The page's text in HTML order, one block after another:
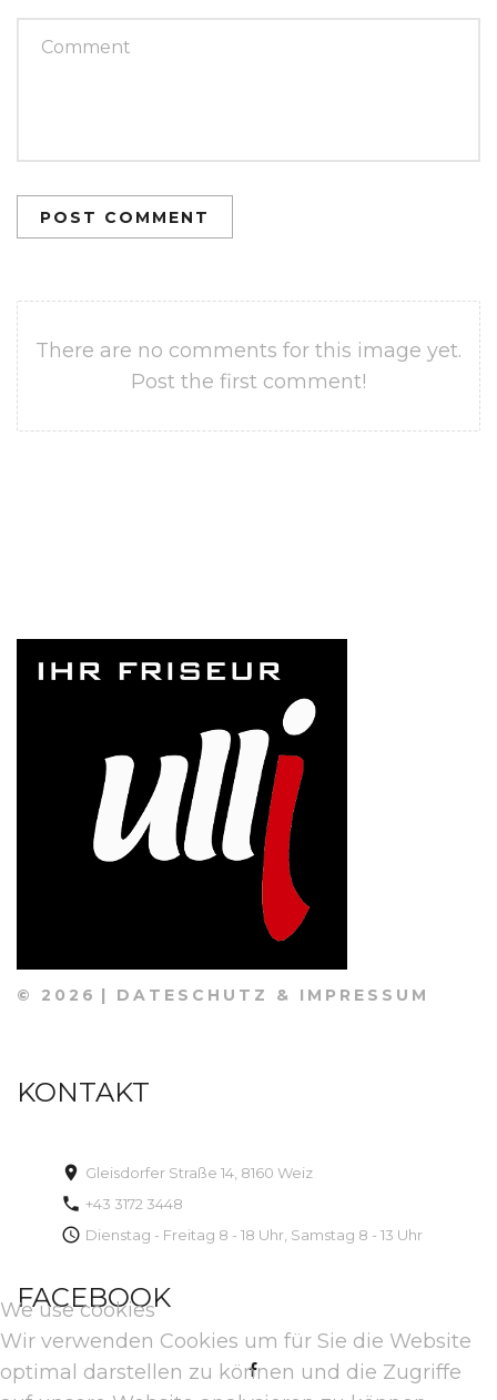
POST COMMENT
There are no comments for this image yet.
Post the first comment!
© 2026 DATESCHUTZ & IMPRESSUM
KONTAKT
Gleisdorfer Straße 14, 8160 Weiz
+43 3172 3448
Dienstag - Freitag 8 - 18 Uhr, Samstag 8 - 13 Uhr
FACEBOOK
We use cookies
Wir verwenden Cookies um für Sie die Website
optimal darstellen zu können und die Zugriffe